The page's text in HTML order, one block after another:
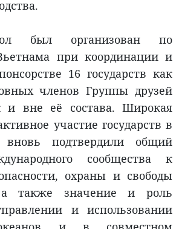
был организован по
при координации и
16 государств как
членов Группы друзей
вне её состава. Широкая
участие государств в
вновь подтвердили общий
сообщества к
охраны и свободы
а также значение и роль
и использовании